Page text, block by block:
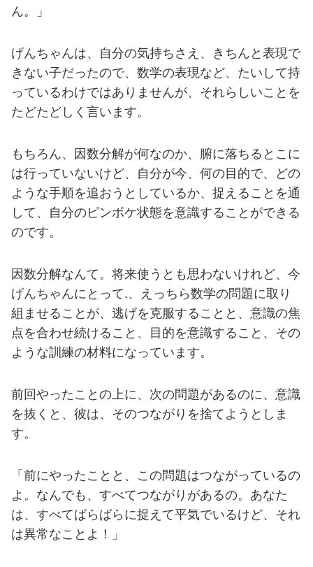
ん。」
げんちゃんは、自分の気持ちさえ、きちんと表現で
きない子だったので、数学の表現など、たいして持
っているわけではありませんが、それらしいことを
たどたどしく言います。
もちろん、因数分解が何なのか、腑に落ちるとこに
は行っていないけど、自分が今、何の目的で、どの
ような手順を追おうとしているか、捉えることを通
して、自分のピンボケ状態を意識することができる
のです。
因数分解なんて。将来使うとも思わないけれど、今
げんちゃんにとって.、えっちら数学の問題に取り
組ませることが、逃げを克服することと、意識の焦
点を合わせ続けること、目的を意識すること、その
ような訓練の材料になっています。
前回やったことの上に、次の問題があるのに、意識
を抜くと、彼は、そのつながりを捨てようとしま
す。
「前にやったことと、この問題はつながっているの
よ。なんでも、すべてつながりがあるの。あなた
は、すべてばらばらに捉えて平気でいるけど、それ
は異常なことよ！」